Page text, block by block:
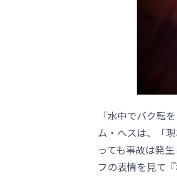
「水中でバク転
ム・ヘスは、「
っても事故は発
フの表情を見て